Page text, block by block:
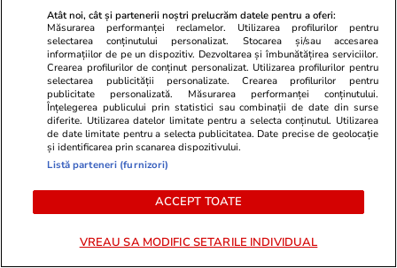
Dezvăluiri despre implicarea lui Nicușor Dan în
revolta din PNL. Robert Sighiartău:
președintele a participat la întâlniri cu
gruparea Veștea
Atât noi, cât și partenerii noștri prelucrăm datele pentru a oferi:
Măsurarea performanței reclamelor. Utilizarea profilurilor pentru
selectarea conținutului personalizat. Stocarea și/sau accesarea
informațiilor de pe un dispozitiv. Dezvoltarea și îmbunătățirea serviciilor.
Crearea profilurilor de conținut personalizat. Utilizarea profilurilor pentru
selectarea publicității personalizate. Crearea profilurilor pentru
publicitate personalizată. Măsurarea performanței conținutului.
Înțelegerea publicului prin statistici sau combinații de date din surse
diferite. Utilizarea datelor limitate pentru a selecta conținutul. Utilizarea
de date limitate pentru a selecta publicitatea. Date precise de geolocație
și identificarea prin scanarea dispozitivului.
Listă parteneri (furnizori)
ACCEPT TOATE
VREAU SA MODIFIC SETARILE INDIVIDUAL